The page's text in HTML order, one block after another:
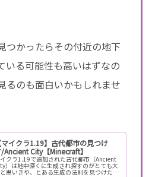
つかったらその付近の地下
いる可能性も高いはずなの
るのも面白いかもしれませ
マイクラ1.19】古代都市の見つけ
Ancient City【Minecraft】
クラ1.19で追加された古代都市（Ancient
）は地中深くに生成され探すのがとても大
思いきや、とある生成の法則を見つけたの